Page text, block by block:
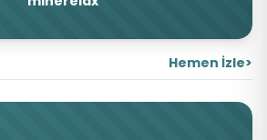
Hemen İzle>